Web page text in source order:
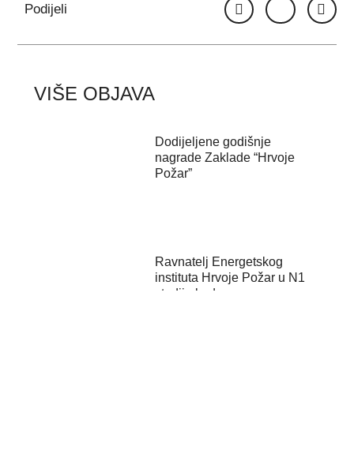
Podijeli
VIŠE OBJAVA
Dodijeljene godišnje
nagrade Zaklade “Hrvoje
Požar”
Ravnatelj Energetskog
instituta Hrvoje Požar u N1
studiju kod...